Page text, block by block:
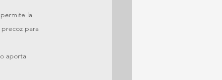
la
para
aporta